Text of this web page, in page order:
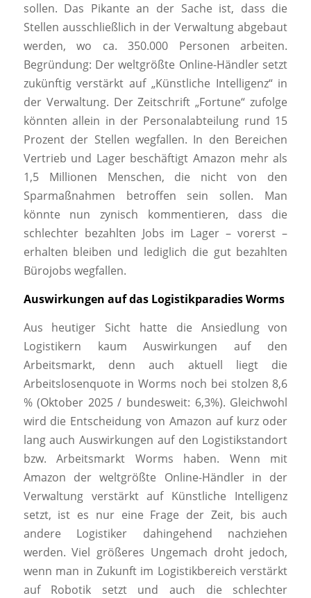
sollen. Das Pikante an der Sache ist, dass die
Stellen ausschließlich in der Verwaltung abgebaut
werden, wo ca. 350.000 Personen arbeiten.
Begründung: Der weltgrößte Online-Händler setzt
zukünftig verstärkt auf „Künstliche Intelligenz“ in
der Verwaltung. Der Zeitschrift „Fortune“ zufolge
könnten allein in der Personalabteilung rund 15
Prozent der Stellen wegfallen. In den Bereichen
Vertrieb und Lager beschäftigt Amazon mehr als
1,5 Millionen Menschen, die nicht von den
Sparmaßnahmen betroffen sein sollen. Man
könnte nun zynisch kommentieren, dass die
schlechter bezahlten Jobs im Lager – vorerst –
erhalten bleiben und lediglich die gut bezahlten
Bürojobs wegfallen.
Auswirkungen auf das Logistikparadies Worms
Aus heutiger Sicht hatte die Ansiedlung von
Logistikern kaum Auswirkungen auf den
Arbeitsmarkt, denn auch aktuell liegt die
Arbeitslosenquote in Worms noch bei stolzen 8,6
% (Oktober 2025 / bundesweit: 6,3%). Gleichwohl
wird die Entscheidung von Amazon auf kurz oder
lang auch Auswirkungen auf den Logistikstandort
bzw. Arbeitsmarkt Worms haben. Wenn mit
Amazon der weltgrößte Online-Händler in der
Verwaltung verstärkt auf Künstliche Intelligenz
setzt, ist es nur eine Frage der Zeit, bis auch
andere Logistiker dahingehend nachziehen
werden. Viel größeres Ungemach droht jedoch,
wenn man in Zukunft im Logistikbereich verstärkt
auf Robotik setzt und auch die schlechter